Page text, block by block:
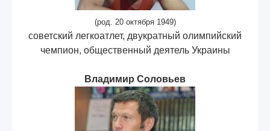
(род. 20 октября 1949)
советский легкоатлет, двукратный олимпийский
чемпион, общественный деятель Украины
Владимир Соловьев